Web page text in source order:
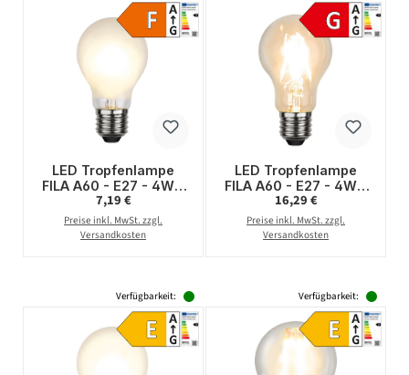
LED Tropfenlampe
FILA A60 - E27 - 4W -
WW 2700K - 350lm -
gefrostet - dimmbar
Regulärer Preis:
7,19 €
Preise inkl. MwSt. zzgl.
Versandkosten
LED Tropfenlampe
FILA A60 - E27 - 4W -
DTW 3000-2000 -
320lm - klar -
dimmbar
Regulärer Preis:
16,29 €
Preise inkl. MwSt. zzgl.
Versandkosten
Verfügbarkeit: Verfügbarkeit: